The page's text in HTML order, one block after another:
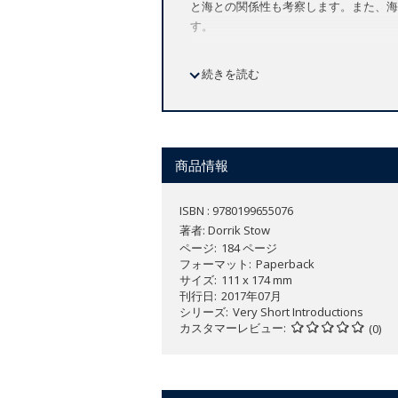
と海との関係性も考察します。また、
す。
Introduces the scientific
Discusses the importance of the
The importance of the oceans to life
time, has spread over 85%. Life on
planet. Our oceans are vital for the
as the source of food, energy in the
carbon, nitrogen, and other elements
wealth of wildlife.
In thisVery Short IntroductionDorrik
exploitation by, humans. He shows
続きを読む
商品情報
ISBN : 9780199655076
著者: Dorrik Stow
ページ 184 ページ
フォーマット
Paperback
サイズ 111 x 174 mm
刊行日 2017年07月
シリーズ Very Short Introductions
カスタマーレビュー
(0)